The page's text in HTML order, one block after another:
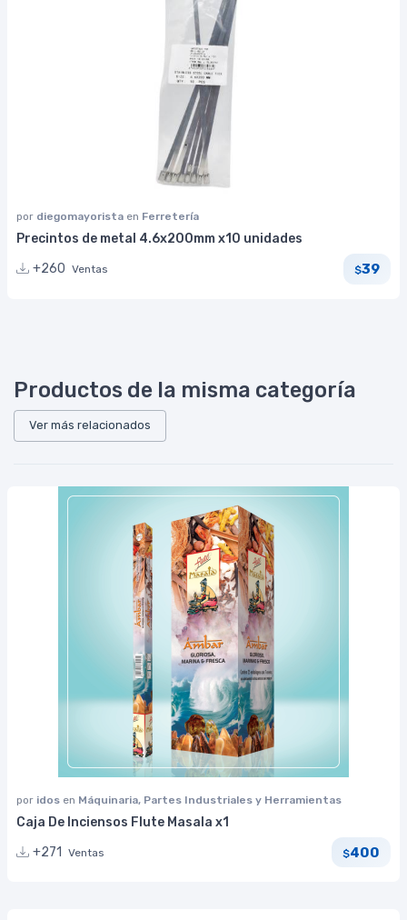
por diegomayorista en Ferretería
Precintos de metal 4.6x200mm x10 unidades
+260 Ventas $39
Productos de la misma categoría
Ver más relacionados
por idos en Máquinaria, Partes Industriales y Herramientas
Caja De Inciensos Flute Masala x1
+271
Ventas $400